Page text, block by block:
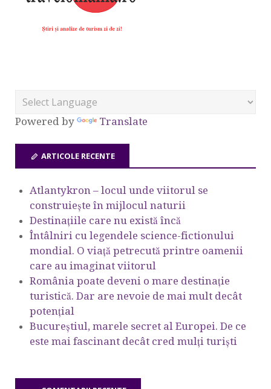
Powered by Translate
ARTICOLE RECENTE
Atlantykron – locul unde viitorul se
construiește în mijlocul naturii
Destinațiile care nu există încă
Întâlniri cu legendele science-fictionului
mondial. O viață petrecută printre oamenii
care au imaginat viitorul
România poate deveni o mare destinație
turistică. Dar are nevoie de mai mult decât
potențial
Bucureștiul, marele secret al Europei. De ce
este mai fascinant decât cred mulți turiști